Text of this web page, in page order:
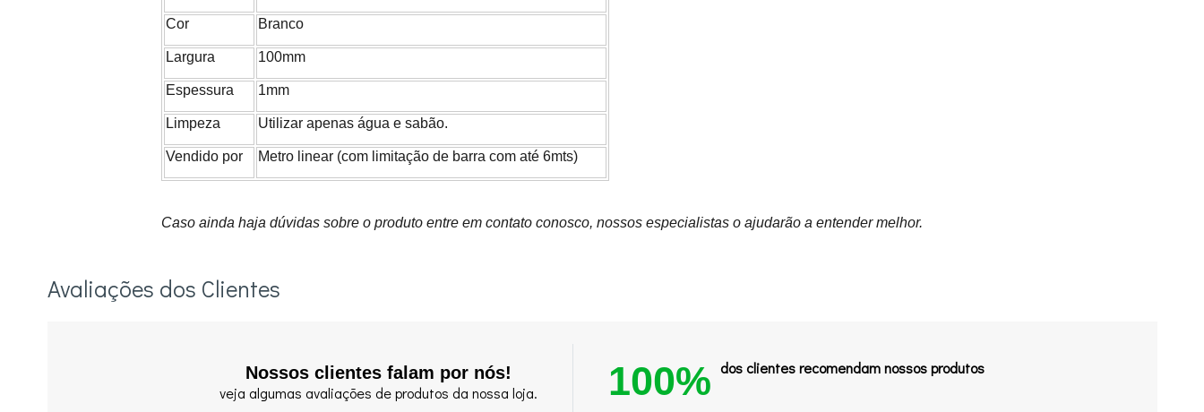
Cor Branco
Largura 100mm
Espessura 1mm
Limpeza Utilizar apenas água e sabão.
Vendido por Metro linear (com limitação de barra com até 6mts)
Caso ainda haja dúvidas sobre o produto entre em contato conosco, nossos especialistas o ajudarão a entender melhor.
Avaliações dos Clientes
Nossos clientes falam por nós!
veja algumas avaliações de produtos da nossa loja. 100% dos clientes recomendam nossos produtos